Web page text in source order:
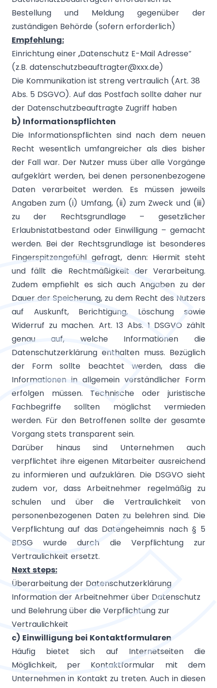
Bestellung und Meldung gegenüber der
zuständigen Behörde (sofern erforderlich)
Empfehlung:
Einrichtung einer „Datenschutz E-Mail Adresse“
(z.B. datenschutzbeauftragter@xxx.de)
Die Kommunikation ist streng vertraulich (Art. 38
Abs. 5 DSGVO). Auf das Postfach sollte daher nur
der Datenschutzbeauftragte Zugriff haben
b) Informationspflichten
Die Informationspflichten sind nach dem neuen
Recht wesentlich umfangreicher als dies bisher
der Fall war. Der Nutzer muss über alle Vorgänge
aufgeklärt werden, bei denen personenbezogene
Daten verarbeitet werden. Es müssen jeweils
Angaben zum (i) Umfang, (ii) zum Zweck und (iii)
zu der Rechtsgrundlage – gesetzlicher
Erlaubnistatbestand oder Einwilligung – gemacht
werden. Bei der Rechtsgrundlage ist besonderes
Fingerspitzengefühl gefragt, denn: Hiermit steht
und fällt die Rechtmäßigkeit der Verarbeitung.
Zudem empfiehlt es sich auch Angaben zu der
Dauer der Speicherung, zu dem Recht des Nutzers
auf Auskunft, Berichtigung, Löschung sowie
Widerruf zu machen. Art. 13 Abs. 1 DSGVO zählt
genau auf, welche Informationen die
Datenschutzerklärung enthalten muss. Bezüglich
der Form sollte beachtet werden, dass die
Informationen in allgemein verständlicher Form
erfolgen müssen. Technische oder juristische
Fachbegriffe sollten möglichst vermieden
werden. Für den Betroffenen sollte der gesamte
Vorgang stets transparent sein.
Darüber hinaus sind Unternehmen auch
verpflichtet ihre eigenen Mitarbeiter ausreichend
zu informieren und aufzuklären. Die DSGVO sieht
zudem vor, dass Arbeitnehmer regelmäßig zu
schulen und über die Vertraulichkeit von
personenbezogenen Daten zu belehren sind. Die
Verpflichtung auf das Datengeheimnis nach § 5
BDSG wurde durch die Verpflichtung zur
Vertraulichkeit ersetzt.
Next steps:
Überarbeitung der Datenschutzerklärung
Information der Arbeitnehmer über Datenschutz
und Belehrung über die Verpflichtung zur
Vertraulichkeit
c) Einwilligung bei Kontaktformularen
Häufig bietet sich auf Internetseiten die
Möglichkeit, per Kontaktformular mit dem
Unternehmen in Kontakt zu treten. Auch in diesen